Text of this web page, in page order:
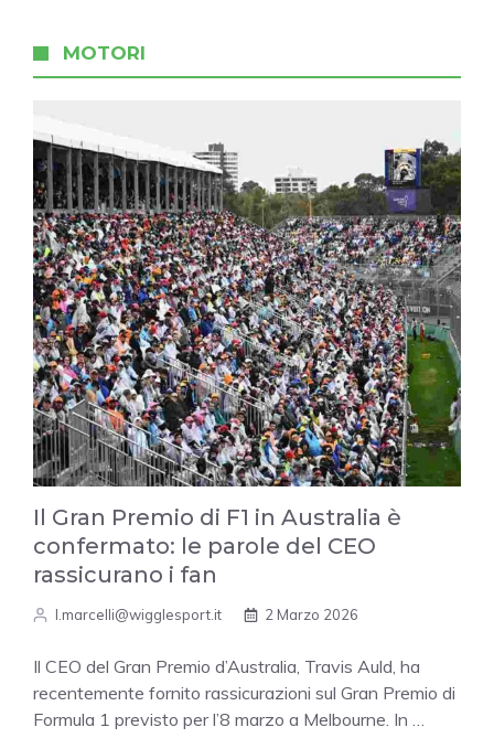
MOTORI
Il Gran Premio di F1 in Australia è
confermato: le parole del CEO
rassicurano i fan
l.marcelli@wigglesport.it 2 Marzo 2026
Il CEO del Gran Premio d’Australia, Travis Auld, ha
recentemente fornito rassicurazioni sul Gran Premio di
Formula 1 previsto per l’8 marzo a Melbourne. In …